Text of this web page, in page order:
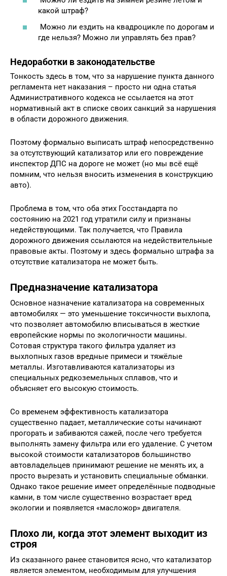
какой штраф?
Можно ли ездить на квадроцикле по дорогам и
где нельзя? Можно ли управлять без прав?
Недоработки в законодательстве
Тонкость здесь в том, что за нарушение пункта данного
регламента нет наказания – просто ни одна статья
Административного кодекса не ссылается на этот
нормативный акт в списке своих санкций за нарушения
в области дорожного движения.
Поэтому формально выписать штраф непосредственно
за отсутствующий катализатор или его повреждение
инспектор ДПС на дороге не может (но мы всё ещё
помним, что нельзя вносить изменения в конструкцию
авто).
Проблема в том, что оба этих Госстандарта по
состоянию на 2021 год утратили силу и признаны
недействующими. Так получается, что Правила
дорожного движения ссылаются на недействительные
правовые акты. Поэтому и здесь формально штрафа за
отсутствие катализатора не может быть.
Предназначение катализатора
Основное назначение катализатора на современных
автомобилях — это уменьшение токсичности выхлопа,
что позволяет автомобилю вписываться в жесткие
европейские нормы по экологичности машины.
Сотовая структура такого фильтра удаляет из
выхлопных газов вредные примеси и тяжёлые
металлы. Изготавливаются катализаторы из
специальных редкоземельных сплавов, что и
объясняет его высокую стоимость.
Со временем эффективность катализатора
существенно падает, металлические соты начинают
прогорать и забиваются сажей, после чего требуется
выполнять замену фильтра или его удаление. С учетом
высокой стоимости катализаторов большинство
автовладельцев принимают решение не менять их, а
просто вырезать и установить специальные обманки.
Однако такое решение имеет определённые подводные
камни, в том числе существенно возрастает вред
экологии и появляется «масложор» двигателя.
Плохо ли, когда этот элемент выходит из
строя
Из сказанного ранее становится ясно, что катализатор
является элементом, необходимым для улучшения